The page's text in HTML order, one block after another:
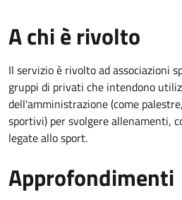
A chi è rivolto
Il servizio è rivolto ad associazioni
gruppi di privati che intendono
dell'amministrazione (come
sportivi) per svolgere allenamenti,
legate allo sport.
Approfondimenti